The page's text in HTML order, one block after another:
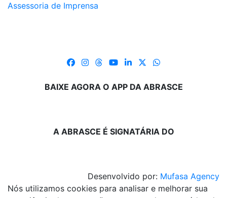
Assessoria de Imprensa
BAIXE AGORA O APP DA ABRASCE
A ABRASCE É SIGNATÁRIA DO
Desenvolvido por: Mufasa Agency
Nós utilizamos cookies para analisar e melhorar sua